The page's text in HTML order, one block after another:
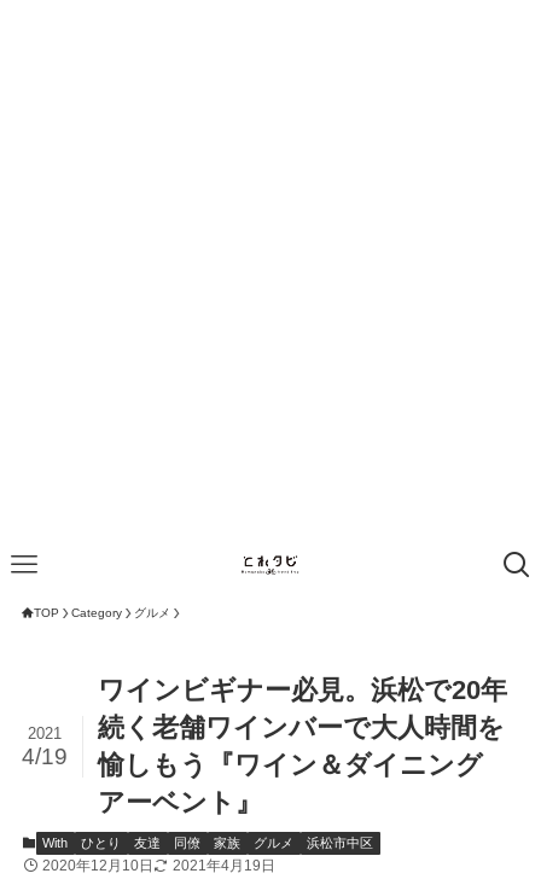
TOP Category グルメ
ワインビギナー必見。浜松で20年
続く老舗ワインバーで大人時間を
愉しもう『ワイン＆ダイニング
アーベント』
2021
4/19
With ひとり 友達 同僚 家族 グルメ 浜松市中区
2020年12月10日 2021年4月19日